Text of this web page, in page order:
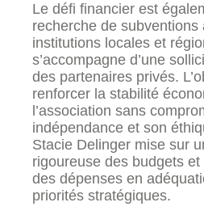
Le défi financier est
recherche de subventions
institutions locales et
s’accompagne d’une
des partenaires privés.
renforcer la stabilité
l’association sans
indépendance et son
Stacie Delinger mise sur
rigoureuse des budgets
des dépenses en
priorités stratégiques.